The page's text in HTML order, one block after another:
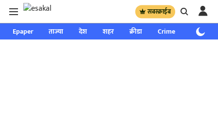
सबस्क्राईब
Epaper ताज्या देश शहर क्रीडा Crime साप्ताहिक